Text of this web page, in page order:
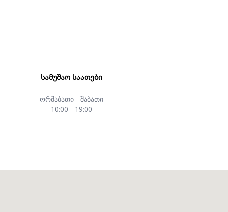
ᲡᲐᲛᲣᲨᲐᲝ ᲡᲐᲐᲗᲔᲑᲘ
ორშაბათი - შაბათი
10:00 - 19:00